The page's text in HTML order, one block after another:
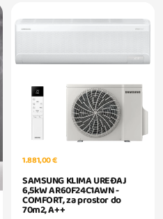
1.881,00 €
SAMSUNG KLIMA UREĐAJ
6,5kW AR60F24C1AWN -
COMFORT, za prostor do
70m2, A++